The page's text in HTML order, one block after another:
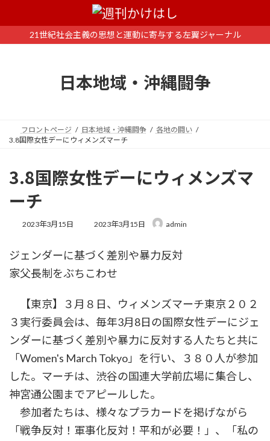
ン
ー
21世紀社会主義の思想と運動に寄与する左翼ジャーナル
日本地域・沖縄闘争
フロントページ 日本地域・沖縄闘争
各地の闘い
3.8国際女性デーにウィメンズマーチ
3.8国際女性デーにウィメンズマ
ーチ
2023年3月15日
最
新
時
2023年3月15日 admin
ジェンダーに基づく差別や暴力反対
家父長制をぶちこわせ
【東京】３月８日、ウィメンズマーチ東京２０２
３実行委員会は、毎年3月8日の国際女性デーにジェ
ンダーに基づく差別や暴力に反対する人たちと共に
「Women's March Tokyo」を行い、３８０人が参加
した。マーチは、渋谷の国連大学前広場に集合し、
神宮通公園までアピールした。
参加者たちは、様々なプラカードを掲げながら
「戦争反対！軍事化反対！平和が必要！」、「私の